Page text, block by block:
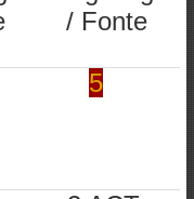
/ Fonte
5